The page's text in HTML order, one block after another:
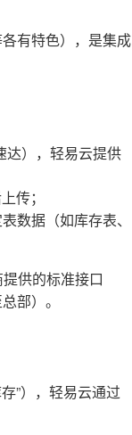
有特色），是集成
达），轻易云提供
传；
数据（如库存表、
供的标准接口
部）。
”），轻易云通过